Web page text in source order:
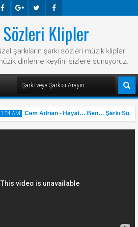
E-
Plus
R Ook
Sözleri Klipler
şarkıların şarkı sözleri müzik klipleri
dinleme keyfini sizlere sunuyoruz.
AM
31 May
2025
Cem Adrian - Hayat… Ben… Şarkı Sözü